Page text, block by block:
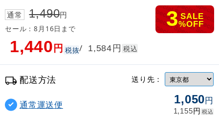
通常 1,490円
セール：8月16日まで 3 SALE
%OFF
1,440円 税抜/ 1,584円 税込
配送方法 送り先：
通常運送便 1,050円
1,155円 税込